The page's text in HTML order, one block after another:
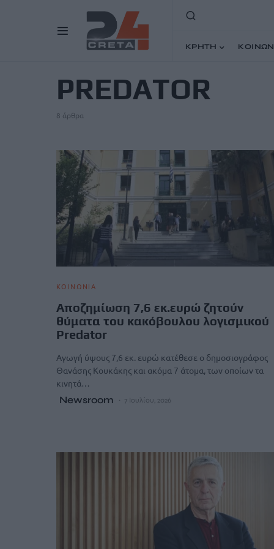
ΚΡΗΤΗ
PREDATOR
8 άρθρα
ΚΟΙΝΩΝΙΑ
Αποζημίωση 7,6 εκ.ευρώ ζητούν
θύματα του κακόβουλου λογισμικού
Predator
Αγωγή ύψους 7,6 εκ. ευρώ κατέθεσε ο δημοσιογράφος
Θανάσης Κουκάκης και ακόμα 7 άτομα, των οποίων τα
κινητά…
Newsroom 7 Ιουλίου, 2026